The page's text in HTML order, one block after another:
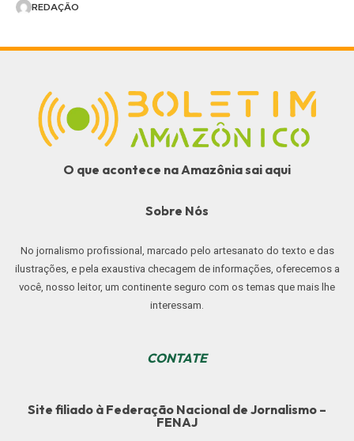
REDAÇÃO
O que acontece na Amazônia sai aqui
Sobre Nós
No jornalismo profissional, marcado pelo artesanato do texto e das
ilustrações, e pela exaustiva checagem de informações, oferecemos a
você, nosso leitor, um continente seguro com os temas que mais lhe
interessam.
CONTATE
Site filiado à Federação Nacional de Jornalismo –
FENAJ